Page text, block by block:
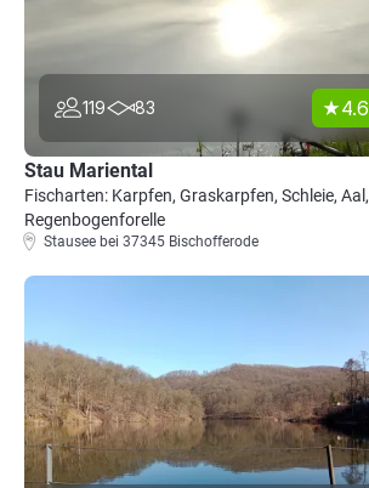
119 83 4.6
Stau Mariental
Fischarten: Karpfen, Graskarpfen, Schleie, Aal,
Regenbogenforelle
Stausee bei 37345 Bischofferode